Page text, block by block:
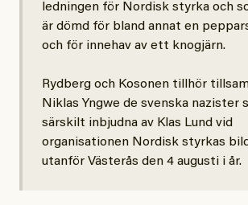
ledningen för Nordisk styrka och
är dömd för bland annat en
och för innehav av ett knogjärn.
Rydberg och Kosonen tillhör
Niklas Yngwe de svenska nazister
särskilt inbjudna av Klas Lund vid
organisationen Nordisk styrkas
utanför Västerås den 4 augusti i år.